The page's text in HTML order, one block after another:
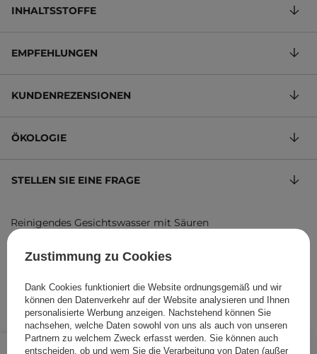
14,10 € /Stk.
INHALTSSTOFFE
EMPFEHLUNGEN
KUNDENREZENSIONEN
ÖKOLOGIE
STELLEN SIE EINE FRAGE
Reinigendes Gesichtswasser mit Säuren
Produktcode: 1417
Zustimmung zu Cookies
Dank Cookies funktioniert die Website ordnungsgemäß und wir
können den Datenverkehr auf der Website analysieren und Ihnen
personalisierte Werbung anzeigen. Nachstehend können Sie
nachsehen, welche Daten sowohl von uns als auch von unseren
Partnern zu welchem Zweck erfasst werden. Sie können auch
entscheiden, ob und wem Sie die Verarbeitung von Daten (außer